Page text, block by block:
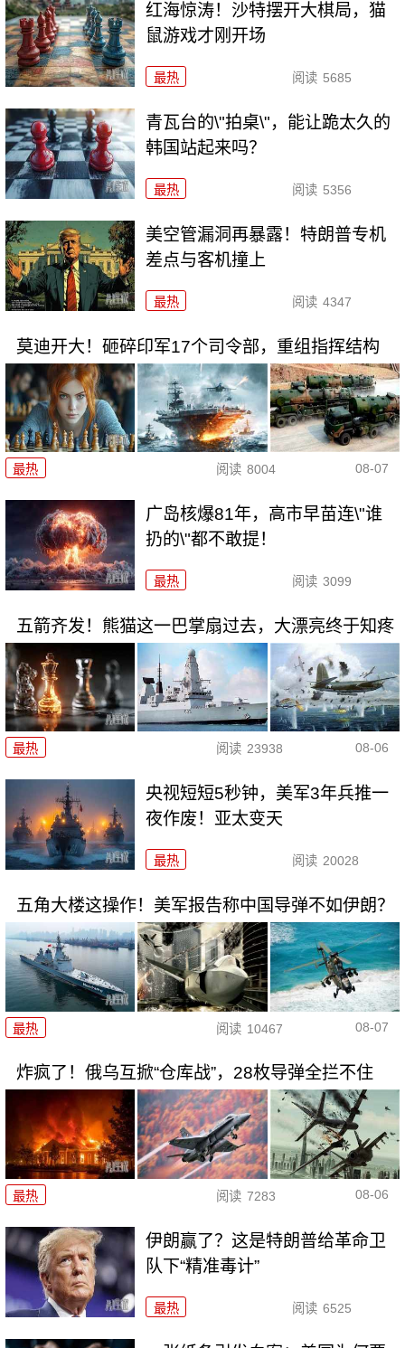
红海惊涛！沙特摆开大棋局，猫
鼠游戏才刚开场
最热 阅读 5685
青瓦台的\"拍桌\"，能让跪太久的
韩国站起来吗？
最热 阅读 5356
美空管漏洞再暴露！特朗普专机
差点与客机撞上
最热 阅读 4347
莫迪开大！砸碎印军17个司令部，重组指挥结构
最热 阅读 8004 08-07
广岛核爆81年，高市早苗连\"谁
扔的\"都不敢提！
最热 阅读 3099
五箭齐发！熊猫这一巴掌扇过去，大漂亮终于知疼
最热 阅读 23938 08-06
央视短短5秒钟，美军3年兵推一
夜作废！亚太变天
最热 阅读 20028
五角大楼这操作！美军报告称中国导弹不如伊朗？
最热 阅读 10467 08-07
炸疯了！俄乌互掀“仓库战”，28枚导弹全拦不住
最热 阅读 7283 08-06
伊朗赢了？这是特朗普给革命卫
队下“精准毒计”
最热 阅读 6525